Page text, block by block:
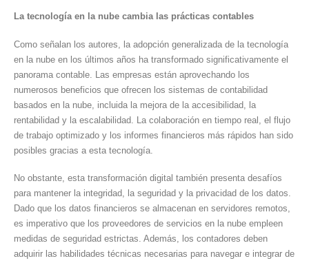
de
contabilidad
La tecnología en la nube cambia las prácticas contables
Como señalan los autores, la adopción generalizada de la tecnología
en la nube en los últimos años ha transformado significativamente el
panorama contable. Las empresas están aprovechando los
numerosos beneficios que ofrecen los sistemas de contabilidad
basados ​​en la nube, incluida la mejora de la accesibilidad, la
rentabilidad y la escalabilidad. La colaboración en tiempo real, el flujo
de trabajo optimizado y los informes financieros más rápidos han sido
posibles gracias a esta tecnología.
No obstante, esta transformación digital también presenta desafíos
para mantener la integridad, la seguridad y la privacidad de los datos.
Dado que los datos financieros se almacenan en servidores remotos,
es imperativo que los proveedores de servicios en la nube empleen
medidas de seguridad estrictas. Además, los contadores deben
adquirir las habilidades técnicas necesarias para navegar e integrar de